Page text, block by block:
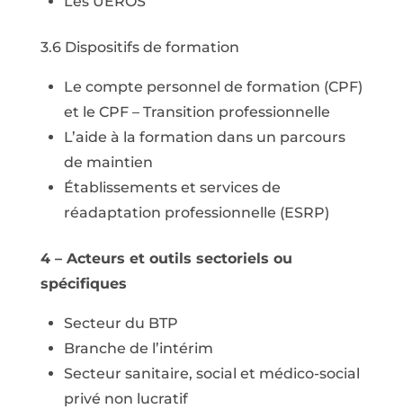
3.6 Dispositifs de formation
Le compte personnel de formation (CPF)
et le CPF – Transition professionnelle
L’aide à la formation dans un parcours
de maintien
Établissements et services de
réadaptation professionnelle (ESRP)
4 – Acteurs et outils sectoriels ou
spécifiques
Secteur du BTP
Branche de l’intérim
Secteur sanitaire, social et médico-social
privé non lucratif